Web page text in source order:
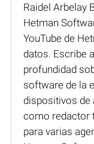
Raidel Arbelay
Hetman
YouTube de
datos. Escribe
profundidad
software de la
dispositivos de
como redactor
para varias